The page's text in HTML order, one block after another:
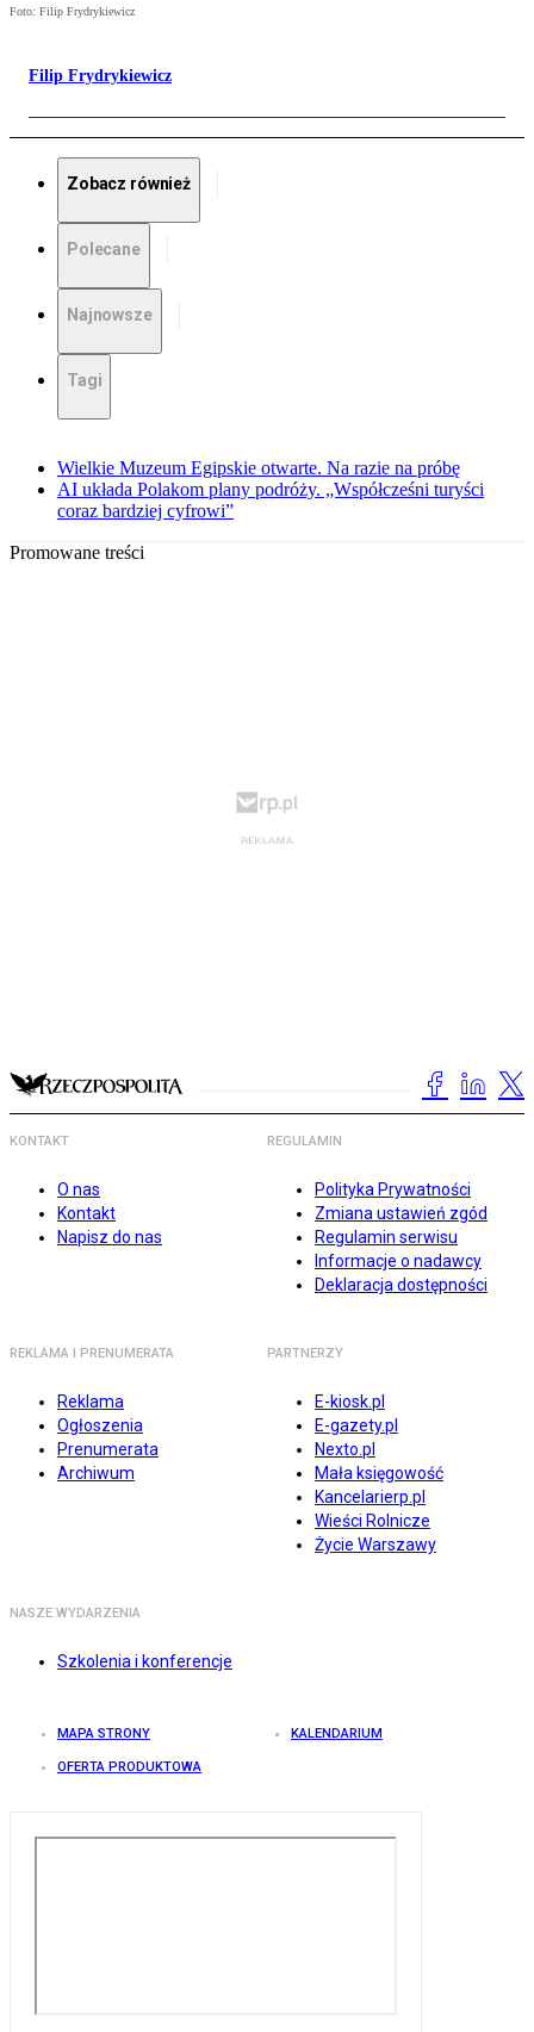
Foto: Filip Frydrykiewicz
Filip Frydrykiewicz
Zobacz również
Polecane
Najnowsze
Tagi
Wielkie Muzeum Egipskie otwarte. Na razie na próbę
AI układa Polakom plany podróży. „Współcześni turyści
coraz bardziej cyfrowi”
Promowane treści
KONTAKT
O nas
Kontakt
Napisz do nas
REGULAMIN
Polityka Prywatności
Zmiana ustawień zgód
Regulamin serwisu
Informacje o nadawcy
Deklaracja dostępności
REKLAMA I PRENUMERATA
Reklama
Ogłoszenia
Prenumerata
Archiwum
PARTNERZY
E-kiosk.pl
E-gazety.pl
Nexto.pl
Mała księgowość
Kancelarierp.pl
Wieści Rolnicze
Życie Warszawy
NASZE WYDARZENIA
Szkolenia i konferencje
MAPA STRONY KALENDARIUM
OFERTA PRODUKTOWA